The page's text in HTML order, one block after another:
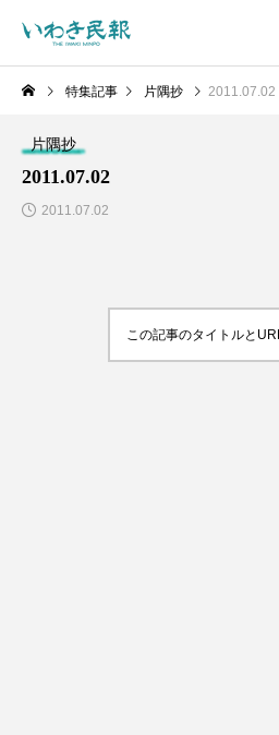
特集記事 片隅抄 2011.07.02
片隅抄
2011.07.02
2011.07.02
この記事のタイトルと